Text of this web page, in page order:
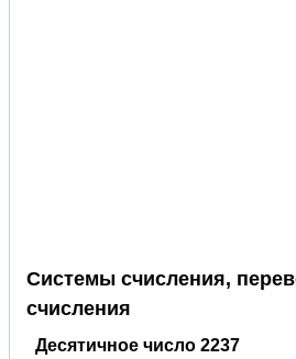
Системы счисления,
счисления
Десятичное число 2237